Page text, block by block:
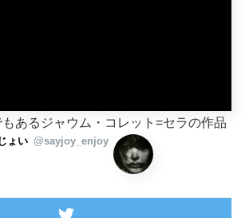
あるジャウム・コレット=セラの作品
ょい @sayjoy_enjoy